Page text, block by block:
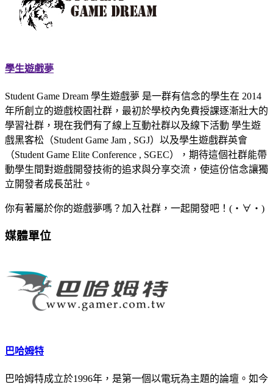
學生遊戲夢
Student Game Dream 學生遊戲夢 是一群有信念的學生在 2014
年所創立的遊戲校園社群，最初於學校內免費授課逐漸壯大的
學習社群，現在我們有了線上互動社群以及線下活動 學生遊
戲黑客松（Student Game Jam , SGJ）以及學生遊戲群英會
（Student Game Elite Conference , SGEC），期待這個社群能帶
動學生間對遊戲開發技術的追求與分享交流，使這份信念讓獨
立開發者成長茁壯。
你有著屬於你的遊戲夢嗎？加入社群，一起開發吧！(・∀・)
媒體單位
巴哈姆特
巴哈姆特成立於1996年，是第一個以電玩為主題的論壇。如今